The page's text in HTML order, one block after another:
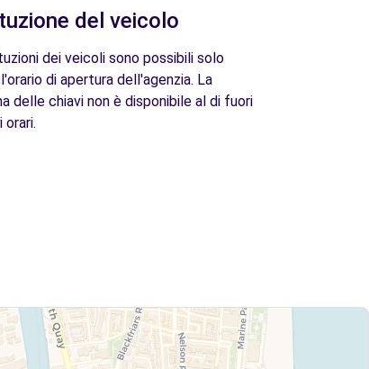
del veicolo
dei veicoli sono possibili solo
di apertura dell'agenzia. La
delle chiavi non è disponibile al di fuori
orari.